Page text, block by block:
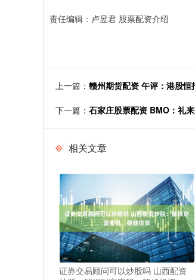
责任编辑：卢昱君 股票配资介绍
上一篇： 赣州期货配资 午评：港股
下一篇： 石家庄股票配资 BMO：礼
相关文章
证券交易顾问可以炒股吗 山西配资